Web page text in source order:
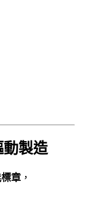
動製造
章 ，